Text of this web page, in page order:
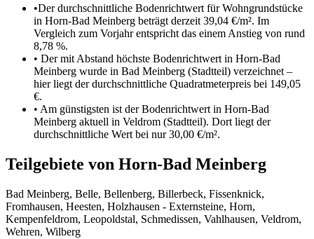
•Der durchschnittliche Bodenrichtwert für Wohngrundstücke
in Horn-Bad Meinberg beträgt derzeit 39,04 €/m². Im
Vergleich zum Vorjahr entspricht das einem Anstieg von rund
8,78 %.
• Der mit Abstand höchste Bodenrichtwert in Horn-Bad
Meinberg wurde in Bad Meinberg (Stadtteil) verzeichnet –
hier liegt der durchschnittliche Quadratmeterpreis bei 149,05
€.
• Am günstigsten ist der Bodenrichtwert in Horn-Bad
Meinberg aktuell in Veldrom (Stadtteil). Dort liegt der
durchschnittliche Wert bei nur 30,00 €/m².
Teilgebiete von Horn-Bad Meinberg
Bad Meinberg, Belle, Bellenberg, Billerbeck, Fissenknick,
Fromhausen, Heesten, Holzhausen - Externsteine, Horn,
Kempenfeldrom, Leopoldstal, Schmedissen, Vahlhausen, Veldrom,
Wehren, Wilberg